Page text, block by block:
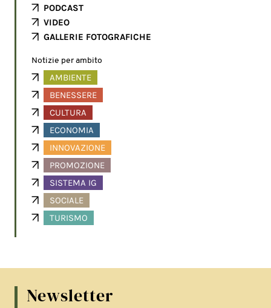
PODCAST
VIDEO
GALLERIE FOTOGRAFICHE
Notizie per ambito
AMBIENTE
BENESSERE
CULTURA
ECONOMIA
INNOVAZIONE
PROMOZIONE
SISTEMA IG
SOCIALE
TURISMO
Newsletter